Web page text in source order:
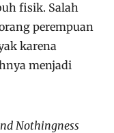
fisik. Salah
perempuan
karena
menjadi
Nothingness